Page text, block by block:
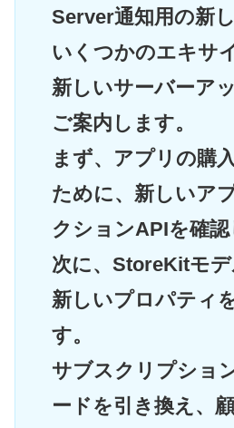
Server通知用の新
いくつかのエキサ
新しいサーバーア
ご案内します。
まず、アプリの購
ために、新しいア
クションAPIを確認
次に、StoreKitモ
新しいプロパティ
す。
サブスクリプショ
ードを引き換え、